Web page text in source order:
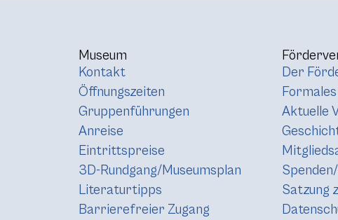
Museum
Kontakt
Öffnungszeiten
Gruppenführungen
Anreise
Eintrittspreise
3D-Rundgang/Museumsplan
Literaturtipps
Barrierefreier Zugang
Der
Aktuelle
Satzung